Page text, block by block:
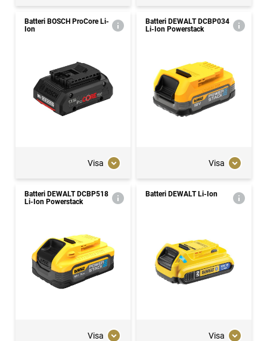
Batteri BOSCH ProCore Li-
Ion
Visa
Batteri DEWALT DCBP034
Li-Ion Powerstack
Visa
Batteri DEWALT DCBP518
Li-Ion Powerstack
Visa
Batteri DEWALT Li-Ion
Visa